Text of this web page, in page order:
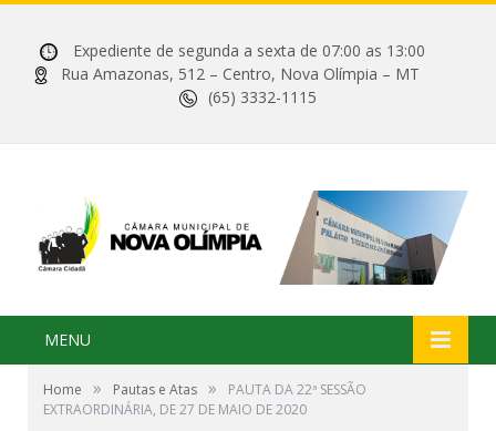
Expediente de segunda a sexta de 07:00 as 13:00
Rua Amazonas, 512 – Centro, Nova Olímpia – MT
(65) 3332-1115
MENU
Home » Pautas e Atas »
PAUTA DA 22ª SESSÃO
EXTRAORDINÁRIA, DE 27 DE MAIO DE 2020